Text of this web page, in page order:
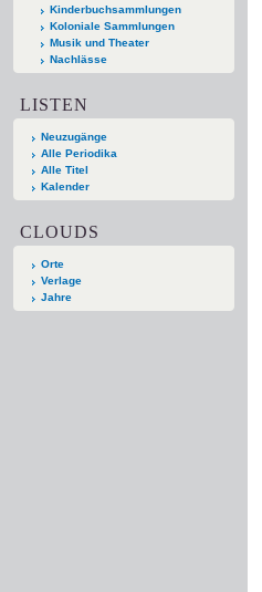
Kinderbuchsammlungen
Koloniale Sammlungen
Musik und Theater
Nachlässe
LISTEN
Neuzugänge
Alle Periodika
Alle Titel
Kalender
CLOUDS
Orte
Verlage
Jahre